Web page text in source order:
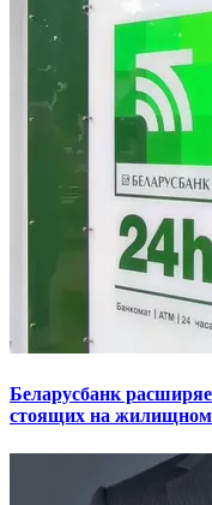
Беларусбанк
стоящих на жилищном